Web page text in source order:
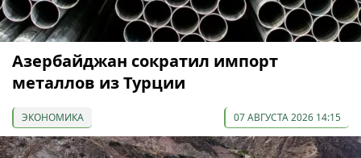
Азербайджан сократил импорт
металлов из Турции
ЭКОНОМИКА 07 АВГУСТА 2026 14:15